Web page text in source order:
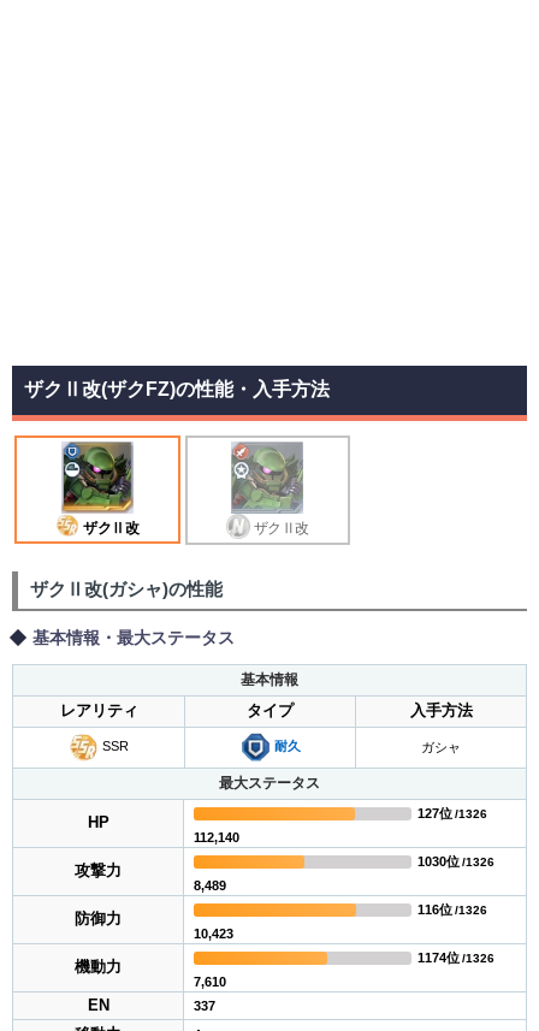
ザクⅡ改(ザクFZ)の性能・入手方法
ザクⅡ改 ザクⅡ改
ザクⅡ改(ガシャ)の性能
基本情報・最大ステータス
基本情報
レアリティ
タイプ 入手方法
SSR 耐久 ガシャ
最大ステータス
HP
112,140
127位 /1326
攻撃力
8,489
1030位 /1326
防御力
10,423
116位 /1326
機動力
7,610
1174位 /1326
EN 337